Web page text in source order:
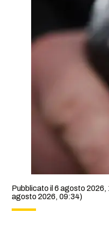
Pubblicato il 6 agosto 2026,
agosto 2026, 09:34)